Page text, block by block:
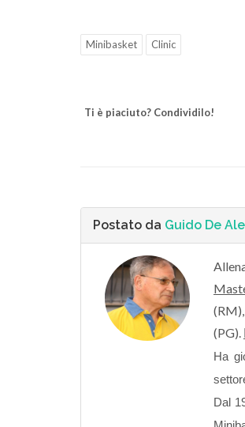
Minibasket Clinic
Ti è piaciuto? Condividilo!
Postato da Guido De
(PG).
Ha
Dal